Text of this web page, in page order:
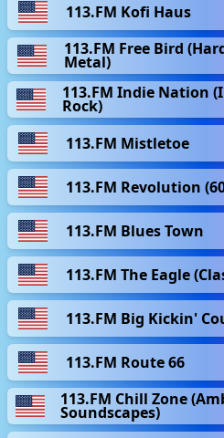
113.FM Kofi Haus
113.FM Free Bird
Metal)
113.FM Indie Nation
Rock)
113.FM Mistletoe
113.FM Revolution
113.FM Blues Town
113.FM The Eagle
113.FM Big Kickin'
113.FM Route 66
113.FM Chill Zone
Soundscapes)